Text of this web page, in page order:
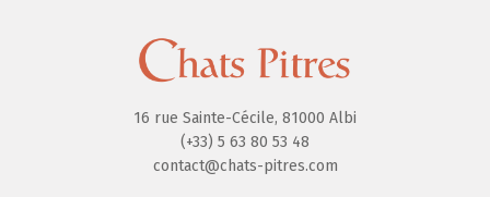
16 rue Sainte-Cécile, 81000 Albi
(+33) 5 63 80 53 48
contact@chats-pitres.com